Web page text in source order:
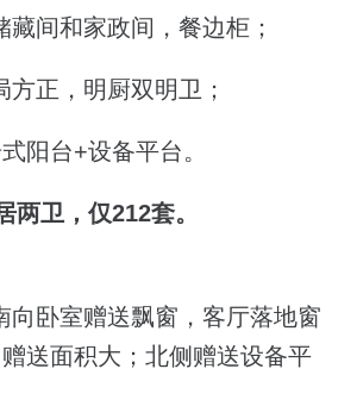
藏间和家政间，餐边柜；
正，明厨双明卫；
阳台+设备平台。
两卫，仅212套。
向卧室赠送飘窗，客厅落地窗
送面积大；北侧赠送设备平